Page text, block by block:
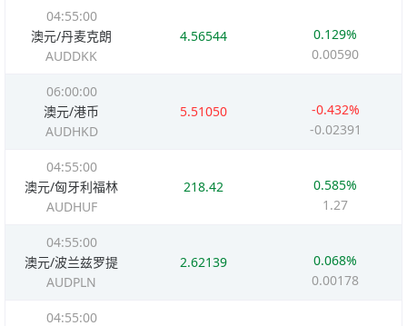
04:55:00
澳元/丹麦克朗
AUDDKK
4.56544
0.129%
0.00590
06:00:00
澳元/港币
AUDHKD
5.51050
-0.432%
-0.02391
04:55:00
澳元/匈牙利福林
AUDHUF
218.42
0.585%
1.27
04:55:00
澳元/波兰兹罗提
AUDPLN
2.62139
0.068%
0.00178
04:55:00